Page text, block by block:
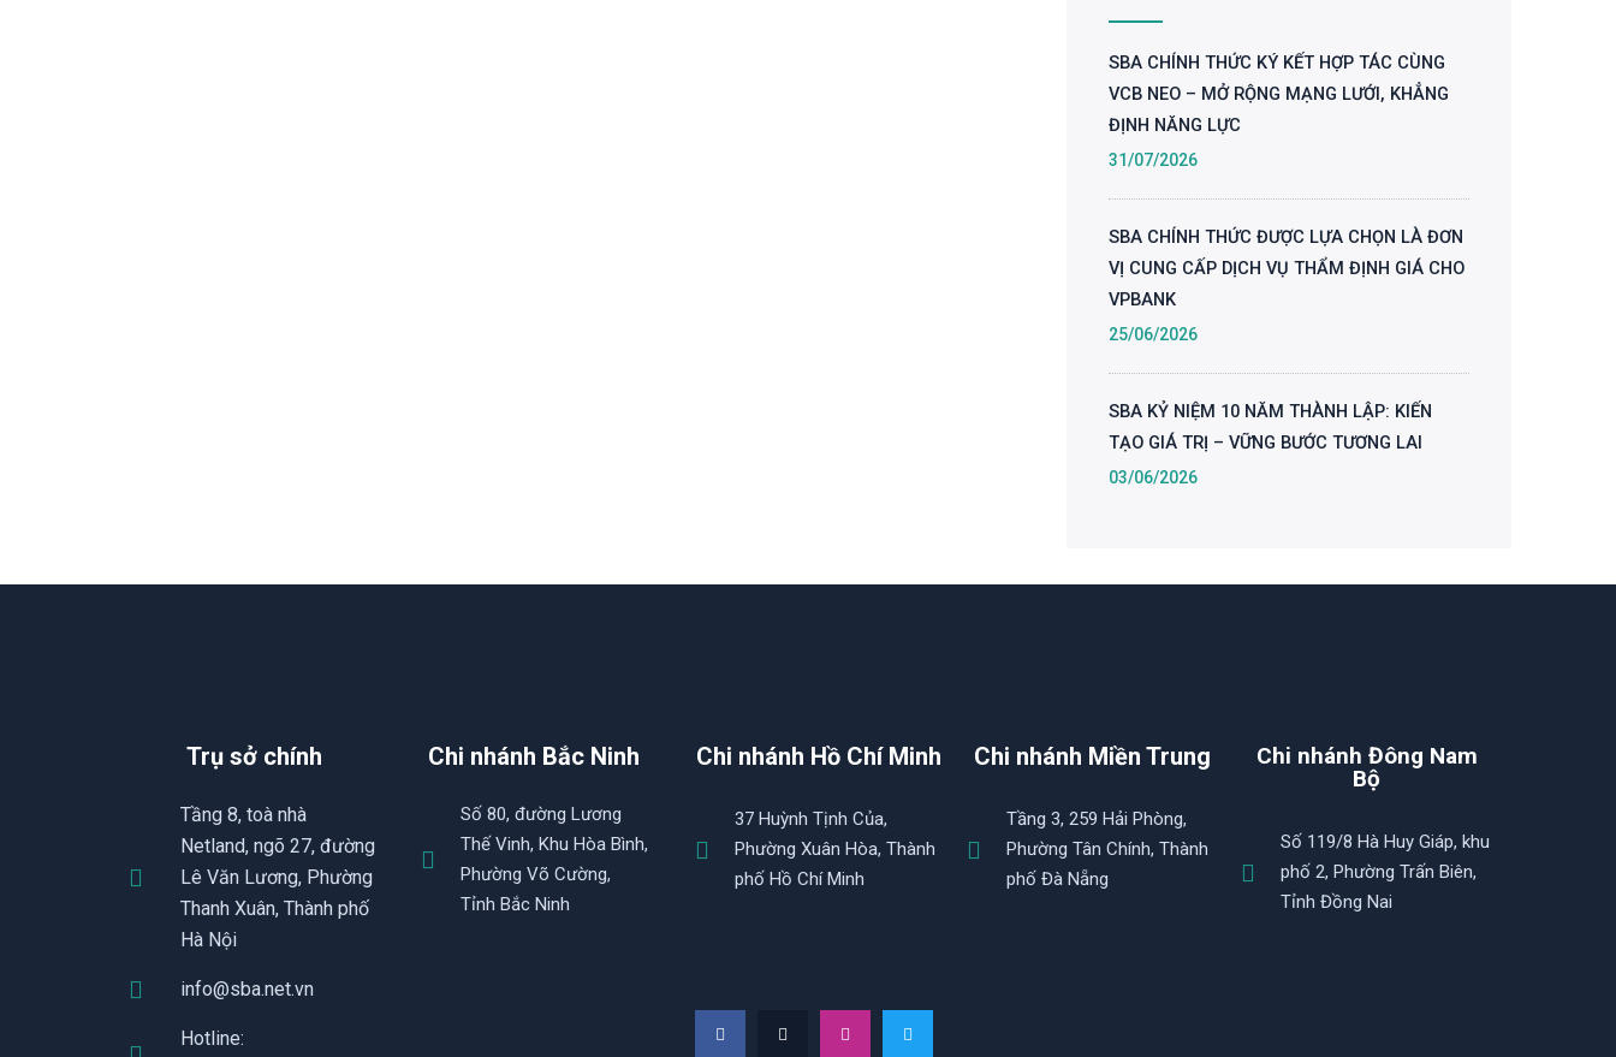
SBA CHÍNH THỨC KÝ KẾT HỢP TÁC CÙNG
VCB NEO – MỞ RỘNG MẠNG LƯỚI, KHẲNG
ĐỊNH NĂNG LỰC
31/07/2026
SBA CHÍNH THỨC ĐƯỢC LỰA CHỌN LÀ ĐƠN
VỊ CUNG CẤP DỊCH VỤ THẨM ĐỊNH GIÁ CHO
VPBANK
25/06/2026
SBA KỶ NIỆM 10 NĂM THÀNH LẬP: KIẾN
TẠO GIÁ TRỊ – VỮNG BƯỚC TƯƠNG LAI
03/06/2026
Trụ sở chính
Tầng 8, toà nhà
Netland, ngõ 27, đường
Lê Văn Lương, Phường
Thanh Xuân, Thành phố
Hà Nội
info@sba.net.vn
Hotline:
Chi nhánh Bắc Ninh
Số 80, đường Lương
Thế Vinh, Khu Hòa Bình,
Phường Võ Cường,
Tỉnh Bắc Ninh
Chi nhánh Hồ Chí Minh
37 Huỳnh Tịnh Của,
Phường Xuân Hòa, Thành
phố Hồ Chí Minh
Chi nhánh Miền Trung
Tầng 3, 259 Hải Phòng,
Phường Tân Chính, Thành
phố Đà Nẵng
Chi nhánh Đông Nam
Bộ
Số 119/8 Hà Huy Giáp, khu
phố 2, Phường Trấn Biên,
Tỉnh Đồng Nai